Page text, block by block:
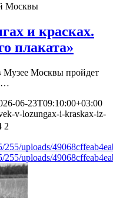
Москвы
и красках.
плаката»
Музее Москвы пройдет
06-23T09:10:00+03:00
v-lozungax-i-kraskax-iz-
2
255/uploads/
255/uploads/